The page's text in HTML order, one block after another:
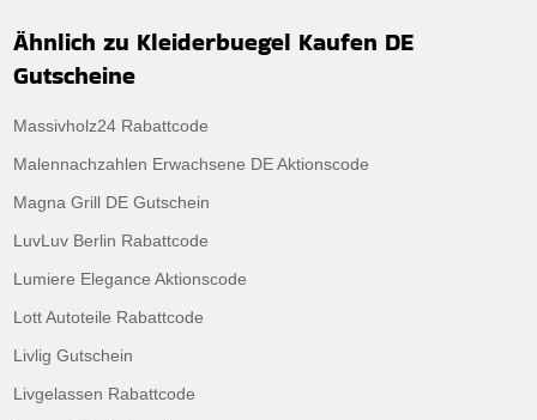
Ähnlich zu Kleiderbuegel Kaufen DE
Gutscheine
Massivholz24 Rabattcode
Malennachzahlen Erwachsene DE Aktionscode
Magna Grill DE Gutschein
LuvLuv Berlin Rabattcode
Lumiere Elegance Aktionscode
Lott Autoteile Rabattcode
Livlig Gutschein
Livgelassen Rabattcode